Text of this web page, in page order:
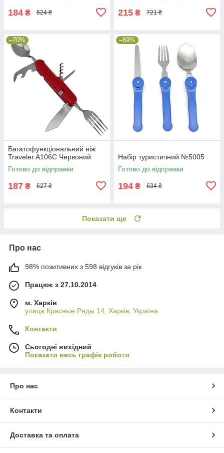
184 ₴ 624 ₴ 215 ₴ 721 ₴
–70%
Багатофункціональний ніж
Traveler A106C Червоний
Готово до відправки
187 ₴ 627 ₴
–69%
Набір туристичний №5005
Готово до відправки
194 ₴ 634 ₴
Показати ще
Про нас
98% позитивних з 598 відгуків за рік
Працює з 27.10.2014
м. Харків
улица Красные Ряды 14, Харків, Україна
Контакти
Сьогодні вихідний
Показати весь графік роботи
Про нас
Контакти
Доставка та оплата